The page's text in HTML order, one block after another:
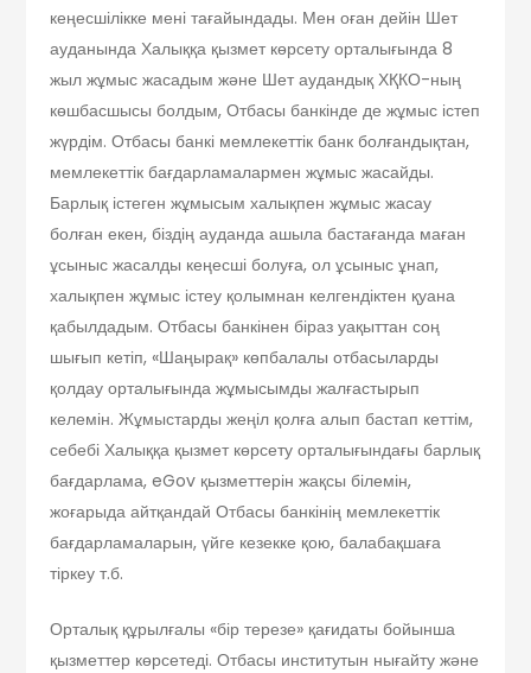
кеңесшілікке мені тағайындады. Мен оған дейін Шет
ауданында Халыққа қызмет көрсету орталығында 8
жыл жұмыс жасадым және Шет аудандық ХҚКО-ның
көшбасшысы болдым, Отбасы банкінде де жұмыс істеп
жүрдім. Отбасы банкі мемлекеттік банк болғандықтан,
мемлекеттік бағдарламалармен жұмыс жасайды.
Барлық істеген жұмысым халықпен жұмыс жасау
болған екен, біздің ауданда ашыла бастағанда маған
ұсыныс жасалды кеңесші болуға, ол ұсыныс ұнап,
халықпен жұмыс істеу қолымнан келгендіктен қуана
қабылдадым. Отбасы банкінен біраз уақыттан соң
шығып кетіп, «Шаңырақ» көпбалалы отбасыларды
қолдау орталығында жұмысымды жалғастырып
келемін. Жұмыстарды жеңіл қолға алып бастап кеттім,
себебі Халыққа қызмет көрсету орталығындағы барлық
бағдарлама, eGov қызметтерін жақсы білемін,
жоғарыда айтқандай Отбасы банкінің мемлекеттік
бағдарламаларын, үйге кезекке қою, балабақшаға
тіркеу т.б.
Орталық құрылғалы «бір терезе» қағидаты бойынша
қызметтер көрсетеді. Отбасы институтын нығайту және